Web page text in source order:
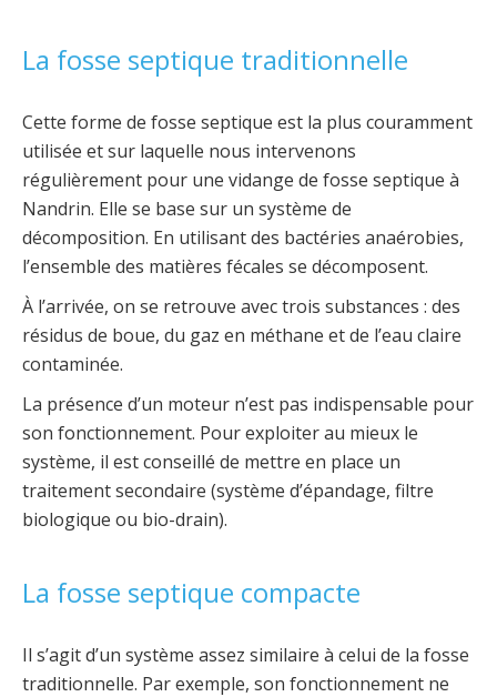
La fosse septique traditionnelle
Cette forme de fosse septique est la plus couramment
utilisée et sur laquelle nous intervenons
régulièrement pour une vidange de fosse septique à
Nandrin. Elle se base sur un système de
décomposition. En utilisant des bactéries anaérobies,
l’ensemble des matières fécales se décomposent.
À l’arrivée, on se retrouve avec trois substances : des
résidus de boue, du gaz en méthane et de l’eau claire
contaminée.
La présence d’un moteur n’est pas indispensable pour
son fonctionnement. Pour exploiter au mieux le
système, il est conseillé de mettre en place un
traitement secondaire (système d’épandage, filtre
biologique ou bio-drain).
La fosse septique compacte
Il s’agit d’un système assez similaire à celui de la fosse
traditionnelle. Par exemple, son fonctionnement ne